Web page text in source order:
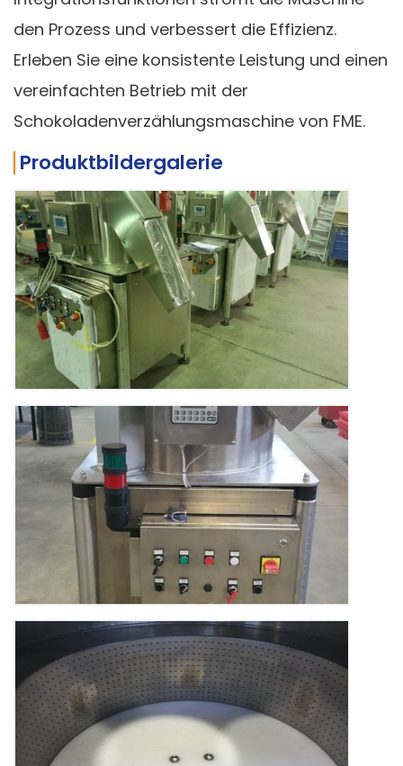
den Prozess und verbessert die Effizienz.
Erleben Sie eine konsistente Leistung und einen
vereinfachten Betrieb mit der
Schokoladenverzählungsmaschine von FME.
Produktbildergalerie